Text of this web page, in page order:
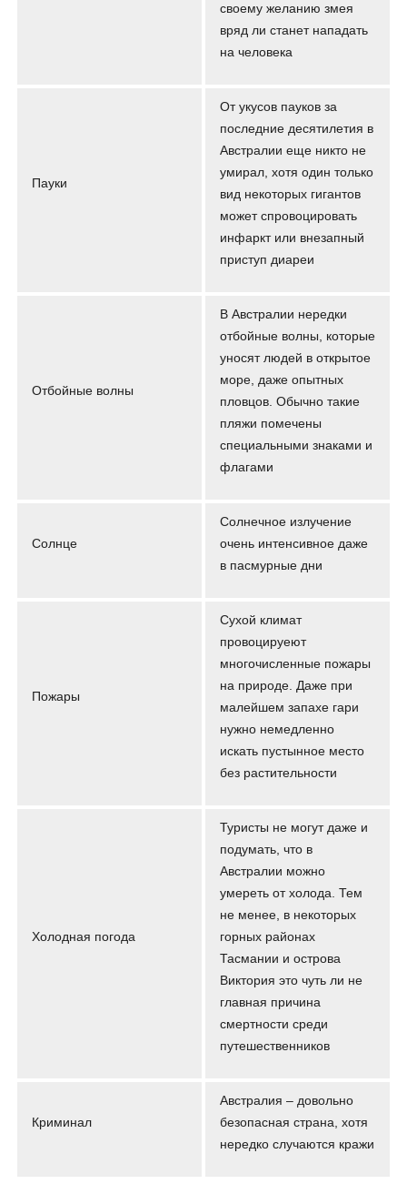
своему желанию змея
вряд ли станет нападать
на человека
Пауки
От укусов пауков за
последние десятилетия в
Австралии еще никто не
умирал, хотя один только
вид некоторых гигантов
может спровоцировать
инфаркт или внезапный
приступ диареи
Отбойные волны
В Австралии нередки
отбойные волны, которые
уносят людей в открытое
море, даже опытных
пловцов. Обычно такие
пляжи помечены
специальными знаками и
флагами
Солнце
Солнечное излучение
очень интенсивное даже
в пасмурные дни
Пожары
Сухой климат
провоцируеют
многочисленные пожары
на природе. Даже при
малейшем запахе гари
нужно немедленно
искать пустынное место
без растительности
Холодная погода
Туристы не могут даже и
подумать, что в
Австралии можно
умереть от холода. Тем
не менее, в некоторых
горных районах
Тасмании и острова
Виктория это чуть ли не
главная причина
смертности среди
путешественников
Криминал
Австралия – довольно
безопасная страна, хотя
нередко случаются кражи